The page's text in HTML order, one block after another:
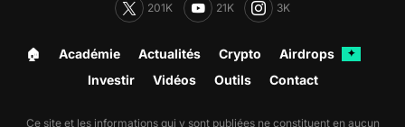
201K 21K 3K
🏠︎ Académie Actualités Crypto Airdrops ✦
Investir Vidéos Outils Contact
Ce site et les informations qui y sont publiées ne constituent en aucun